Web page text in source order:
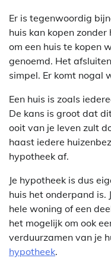
Er is tegenwoordig
huis kan kopen
om een huis te kopen
genoemd. Het
simpel. Er komt nogal
Een huis is zoals
De kans is groot dat
ooit van je leven zult
haast iedere
hypotheek af.
Je hypotheek is dus
huis het onderpand is.
hele woning of een
het mogelijk om ook
verduurzamen van je
hypotheek.